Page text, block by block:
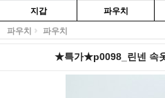
지갑 파우치
파우치 파우치
★특가★p0098_린넨 속